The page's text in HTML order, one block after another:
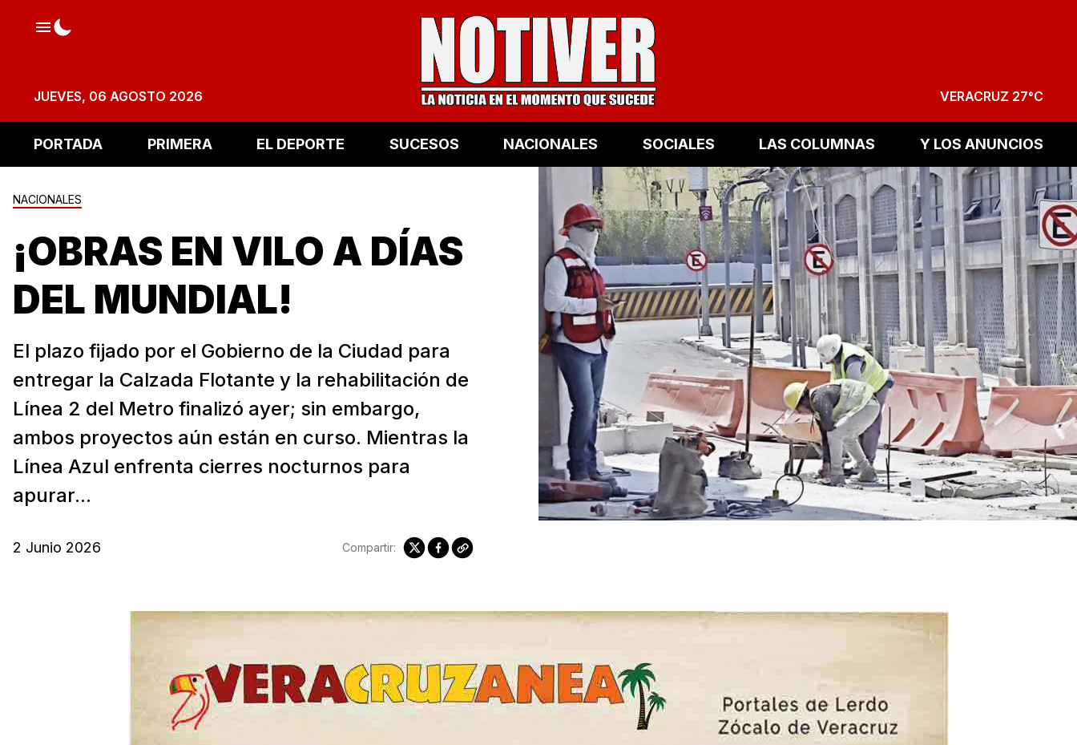
JUEVES, 06 AGOSTO 2026 VERACRUZ 27°C
PORTADA PRIMERA EL DEPORTE SUCESOS NACIONALES SOCIALES LAS COLUMNAS Y LOS ANUNCIOS
NACIONALES
¡OBRAS EN VILO A DÍAS
DEL MUNDIAL!
El plazo fijado por el Gobierno de la Ciudad para
entregar la Calzada Flotante y la rehabilitación de
Línea 2 del Metro finalizó ayer; sin embargo,
ambos proyectos aún están en curso. Mientras la
Línea Azul enfrenta cierres nocturnos para
apurar...
2 Junio 2026 Compartir: